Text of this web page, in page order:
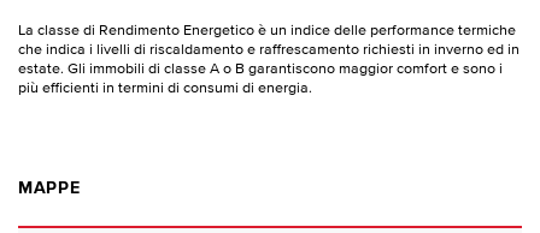
La classe di Rendimento Energetico è un indice delle performance termiche
che indica i livelli di riscaldamento e raffrescamento richiesti in inverno ed in
estate. Gli immobili di classe A o B garantiscono maggior comfort e sono i
più efficienti in termini di consumi di energia.
MAPPE